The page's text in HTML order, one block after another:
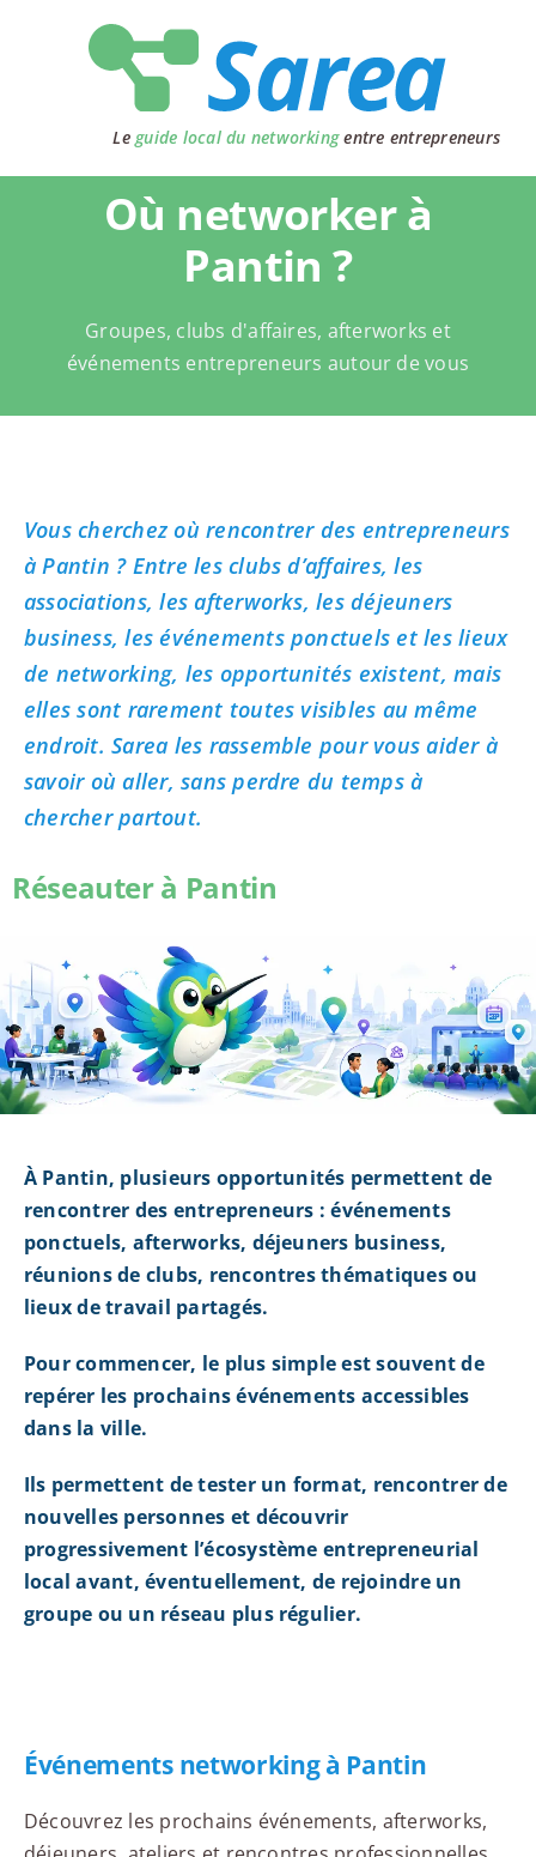
Le guide local du networkingentre entrepreneurs
Où networker à
Pantin ?
Groupes, clubs d'affaires, afterworks et
événements entrepreneurs autour de vous
Vous cherchez où rencontrer des entrepreneurs
à Pantin ? Entre les clubs d’affaires, les
associations, les afterworks, les déjeuners
business, les événements ponctuels et les lieux
de networking, les opportunités existent, mais
elles sont rarement toutes visibles au même
endroit. Sarea les rassemble pour vous aider à
savoir où aller, sans perdre du temps à
chercher partout.
Réseauter à Pantin
À Pantin, plusieurs opportunités permettent de
rencontrer des entrepreneurs : événements
ponctuels, afterworks, déjeuners business,
réunions de clubs, rencontres thématiques ou
lieux de travail partagés.
Pour commencer, le plus simple est souvent de
repérer les prochains événements accessibles
dans la ville.
Ils permettent de tester un format, rencontrer de
nouvelles personnes et découvrir
progressivement l’écosystème entrepreneurial
local avant, éventuellement, de rejoindre un
groupe ou un réseau plus régulier.
Événements networking à Pantin
Découvrez les prochains événements, afterworks,